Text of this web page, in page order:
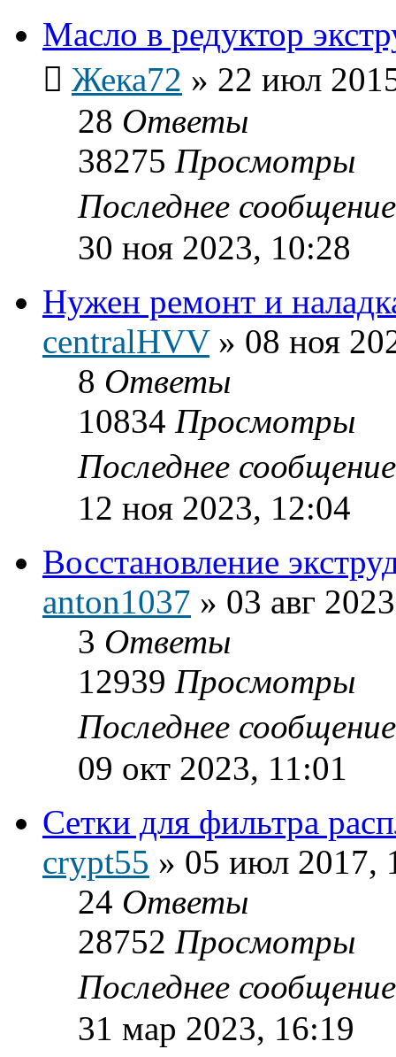
Масло в редуктор
Жека72 » 22 июл
28 Ответы
38275 Просмотры
Последнее
30 ноя 2023, 10:28
Нужен ремонт и
centralHVV» 08 ноя
8 Ответы
10834 Просмотры
Последнее
12 ноя 2023, 12:04
Восстановление
anton1037 » 03 авг
3 Ответы
12939 Просмотры
Последнее
09 окт 2023, 11:01
Сетки для фильтра
crypt55 » 05 июл 2017,
24 Ответы
28752 Просмотры
Последнее
31 мар 2023, 16:19